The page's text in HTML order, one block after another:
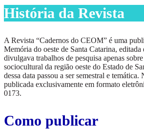
História da Revista
A Revista “Cadernos do CEOM” é uma
Memória do oeste de Santa Catarina,
divulgava trabalhos de pesquisa apenas
sociocultural da região oeste do Estado de
dessa data passou a ser semestral e temática.
publicada exclusivamente em formato
0173.
Como publicar